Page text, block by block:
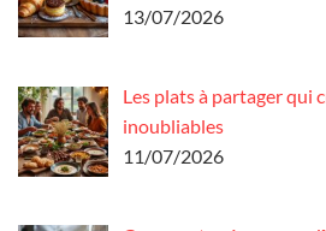
13/07/2026
Les plats à partager qui
inoubliables
11/07/2026